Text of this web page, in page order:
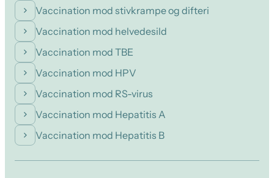
Vaccination mod stivkrampe og difteri
Vaccination mod helvedesild
Vaccination mod TBE
Vaccination mod HPV
Vaccination mod RS-virus
Vaccination mod Hepatitis A
Vaccination mod Hepatitis B